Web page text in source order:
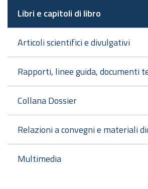
Libri e capitoli di libro
Articoli scientifici e divulgativi
Rapporti, linee guida, documenti
Collana Dossier
Relazioni a convegni e materiali
Multimedia